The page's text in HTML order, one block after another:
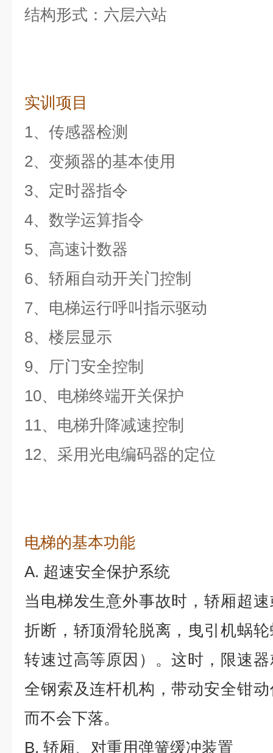
结构形式：六层六站
实训项目
1、传感器检测
2、变频器的基本使用
3、定时器指令
4、数学运算指令
5、高速计数器
6、轿厢自动开关门控制
7、电梯运行呼叫指示驱动
8、楼层显示
9、厅门安全控制
10、电梯终端开关保护
11、电梯升降减速控制
12、采用光电编码器的定位
电梯的基本功能
A. 超速安全保护系统
当电梯发生意外事故时，轿厢超
折断，轿顶滑轮脱离，曳引机蜗
转速过高等原因）。这时，限速
全钢索及连杆机构，带动安全钳
而不会下落。
B. 轿厢、对重用弹簧缓冲装置